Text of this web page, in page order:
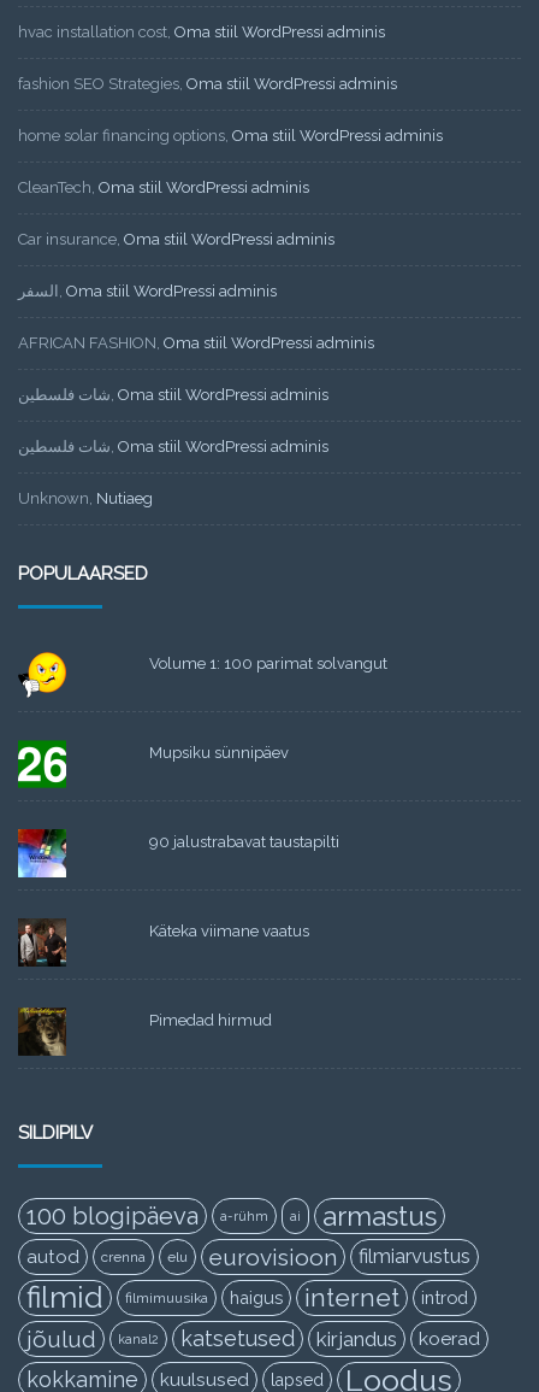
hvac installation cost Oma stiil WordPressi adminis
fashion SEO Strategies Oma stiil WordPressi adminis
home solar financing options Oma stiil WordPressi adminis
CleanTech Oma stiil WordPressi adminis
Car insurance Oma stiil WordPressi adminis
السفر Oma stiil WordPressi adminis
AFRICAN FASHION Oma stiil WordPressi adminis
شات فلسطين Oma stiil WordPressi adminis
شات فلسطين Oma stiil WordPressi adminis
Unknown Nutiaeg
POPULAARSED
Volume 1: 100 parimat solvangut
Mupsiku sünnipäev
90 jalustrabavat taustapilti
Käteka viimane vaatus
Pimedad hirmud
SILDIPILV
100 blogipäeva a-rühm ai armastus
autod crenna elu eurovisioon filmiarvustus
filmid filmimuusika haigus internet introd
jõulud kanal2 katsetused kirjandus koerad
kokkamine kuulsused lapsed Loodus